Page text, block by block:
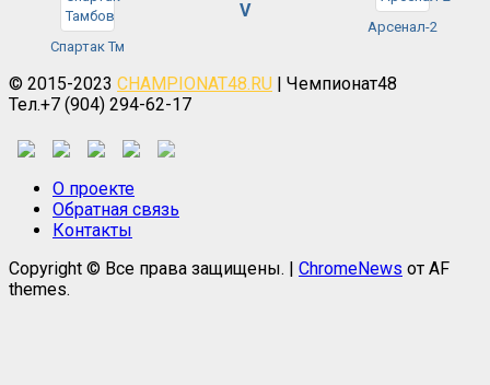
Спартак Тм
V
Арсенал-2
© 2015-2023 CHAMPIONAT48.RU | Чемпионат48
Тел.+7 (904) 294-62-17
О проекте
Обратная связь
Контакты
Copyright © Все права защищены.
ChromeNews от AF
themes.